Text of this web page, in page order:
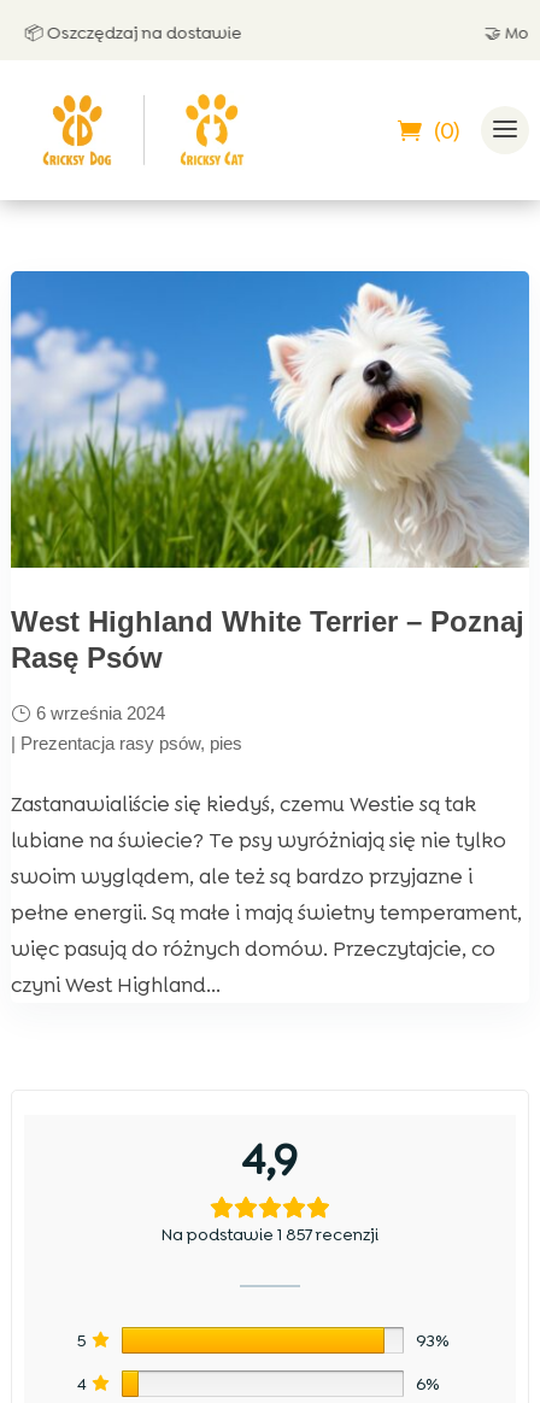
Oszczędzaj na dostawie 🤝
(0)
West Highland White Terrier – Poznaj
Rasę Psów
6 września 2024
| Prezentacja rasy psów, pies
Zastanawialiście się kiedyś, czemu Westie są tak
lubiane na świecie? Te psy wyróżniają się nie tylko
swoim wyglądem, ale też są bardzo przyjazne i
pełne energii. Są małe i mają świetny temperament,
więc pasują do różnych domów. Przeczytajcie, co
czyni West Highland...
4,9
Na podstawie 1 857 recenzji
5 93%
4 6%